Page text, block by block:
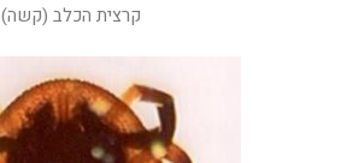
קרצית הכלב (קשה)